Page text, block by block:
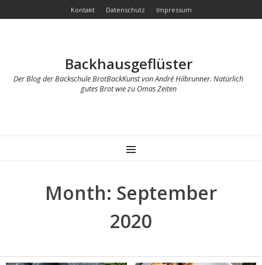
Kontakt Datenschutz Impressum
Backhausgeflüster
Der Blog der Backschule BrotBackKunst von André Hilbrunner. Natürlich
gutes Brot wie zu Omas Zeiten
MENU
Month: September
2020